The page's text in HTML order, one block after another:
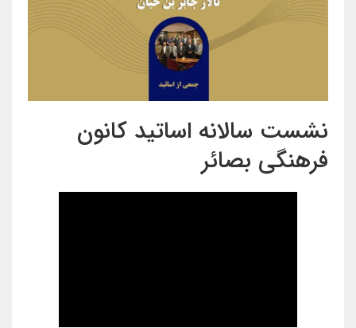
نشست سالانه اساتید کانون
فرهنگی بصائر